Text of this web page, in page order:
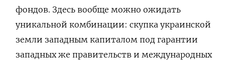
фондов. Здесь вообще можно ожидать
уникальной комбинации: скупка украинской
земли западным капиталом под гарантии
западных же правительств и международных